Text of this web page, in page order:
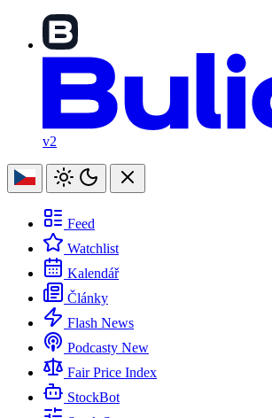
v2
Feed
Watchlist
Kalendář
Články
Flash News
Podcasty New
Fair Price Index
StockBot